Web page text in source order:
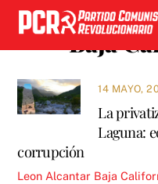
Skip
content
Baja
14 MAYO,
La
Laguna:
corrupción
Leon Alcantar Baja